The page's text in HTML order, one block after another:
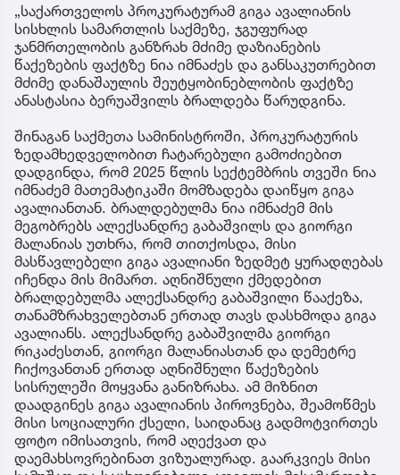
„საქართველოს პროკურატურამ გიგა ავალიანის
სისხლის სამართლის საქმეზე, ჯგუფურად
ჯანმრთელობის განზრახ მძიმე დაზიანების
წაქეზების ფაქტზე ნია იმნაძეს და განსაკუთრებით
მძიმე დანაშაულის შეუტყობინებლობის ფაქტზე
ანასტასია ბერუაშვილს ბრალდება წარუდგინა.
შინაგან საქმეთა სამინისტროში, პროკურატურის
ზედამხედველობით ჩატარებული გამოძიებით
დადგინდა, რომ 2025 წლის სექტემბრის თვეში ნია
იმნაძემ მათემატიკაში მომზადება დაიწყო გიგა
ავალიანთან. ბრალდებულმა ნია იმნაძემ მის
მეგობრებს ალექსანდრე გაბაშვილს და გიორგი
მალანიას უთხრა, რომ თითქოსდა, მისი
მასწავლებელი გიგა ავალიანი ზედმეტ ყურადღებას
იჩენდა მის მიმართ. აღნიშნული ქმედებით
ბრალდებულმა ალექსანდრე გაბაშვილი წააქეზა,
თანამზრახველებთან ერთად თავს დასხმოდა გიგა
ავალიანს. ალექსანდრე გაბაშვილმა გიორგი
რიკაძესთან, გიორგი მალანიასთან და დემეტრე
ჩიქოვანთან ერთად აღნიშნული წაქეზების
სისრულეში მოყვანა განიზრახა. ამ მიზნით
დაადგინეს გიგა ავალიანის პიროვნება, შეამოწმეს
მისი სოციალური ქსელი, საიდანაც გადმოტვირთეს
ფოტო იმისათვის, რომ აღექვათ და
დაემახსოვრებინათ ვიზუალურად. გაარკვიეს მისი